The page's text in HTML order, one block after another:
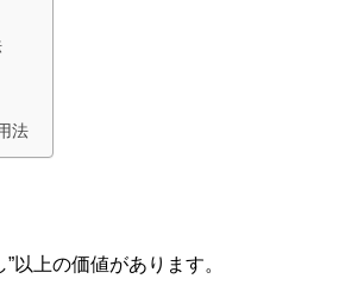
法
以上の価値があります。